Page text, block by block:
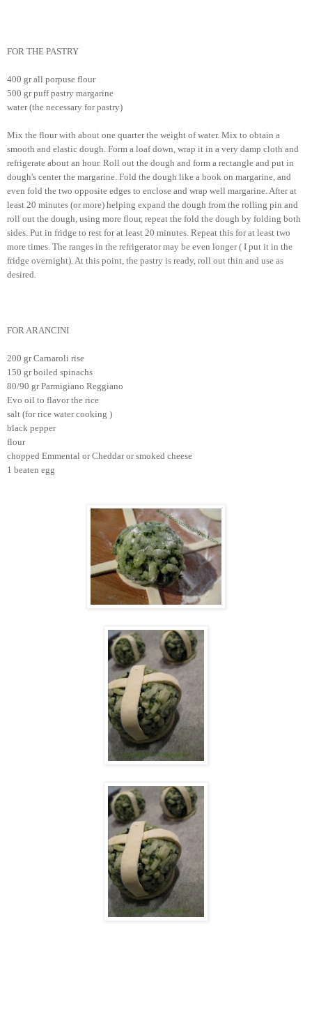
FOR THE PASTRY
400 gr all porpuse flour
500 gr puff pastry margarine
water (the necessary for pastry)
Mix the flour with about one quarter the weight of water. Mix to obtain a
smooth and elastic dough. Form a loaf down, wrap it in a very damp cloth and
refrigerate about an hour. Roll out the dough and form a rectangle and put in
dough's center the margarine. Fold the dough like a book on margarine, and
even fold the two opposite edges to enclose and wrap well margarine. After at
least 20 minutes (or more) helping expand the dough from the rolling pin and
roll out the dough, using more flour, repeat the fold the dough by folding both
sides. Put in fridge to rest for at least 20 minutes. Repeat this for at least two
more times. The ranges in the refrigerator may be even longer ( I put it in the
fridge overnight). At this point, the pastry is ready, roll out thin and use as
desired.
FOR ARANCINI
200 gr Carnaroli rise
150 gr boiled spinachs
80/90 gr Parmigiano Reggiano
Evo oil to flavor the rice
salt (for rice water cooking )
black pepper
flour
chopped Emmental or Cheddar or smoked cheese
1 beaten egg